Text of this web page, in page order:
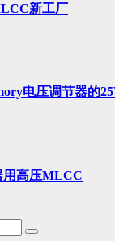
新工厂
电压调节器的
用高压MLCC